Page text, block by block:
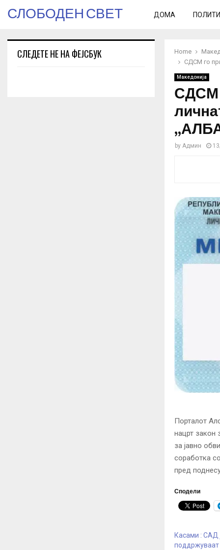
СЛОБОДЕН СВЕТ ДОМА
Home
СДСМ го
Македонија
СДСМ
by Админ
Порталот
нацрт закон
за јавно
соработка
пред
Сподели
Касами : САД
поддржуваат
СЛЕДЕТЕ НЕ НА ФЕЈСБУК